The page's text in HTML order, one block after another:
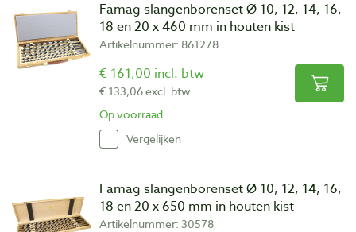
Famag slangenborenset Ø 10, 12, 14, 16,
18 en 20 x 460 mm in houten kist
Artikelnummer: 861278
€ 161,00 incl. btw
€ 133,06 excl. btw
Op voorraad
Vergelijken
Famag slangenborenset Ø 10, 12, 14, 16,
18 en 20 x 650 mm in houten kist
Artikelnummer: 30578